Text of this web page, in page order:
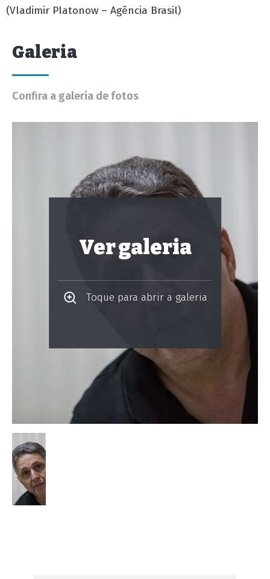
(Vladimir Platonow – Agência Brasil)
Galeria
Confira a galeria de fotos
Ver galeria
Toque para abrir a galeria